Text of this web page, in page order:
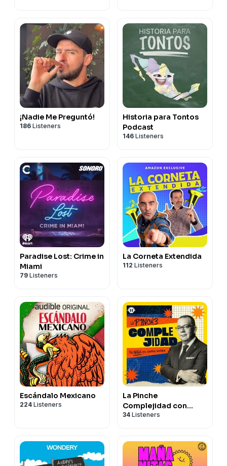
¡Nadie Me Preguntó!
186 Listeners
Historia para Tontos
Podcast
146 Listeners
Paradise Lost: Crime in
Miami
79 Listeners
La Corneta Extendida
112 Listeners
Escándalo Mexicano
224 Listeners
La Pinche
Complejidad con
Nicolás Alvarado
34 Listeners